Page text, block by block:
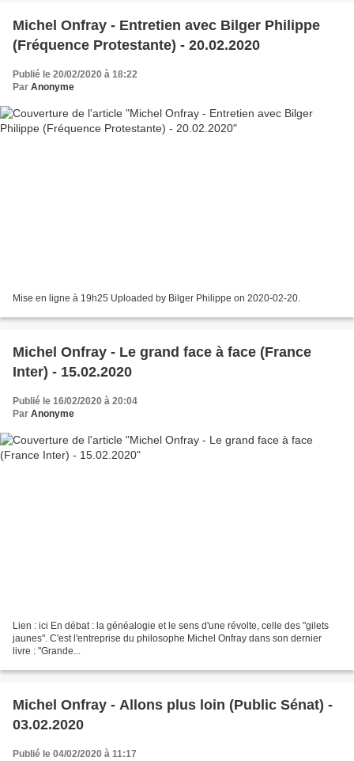
Michel Onfray - Entretien avec Bilger Philippe
(Fréquence Protestante) - 20.02.2020
Publié le 20/02/2020 à 18:22
Par Anonyme
Mise en ligne à 19h25 Uploaded by Bilger Philippe on 2020-02-20.
Michel Onfray - Le grand face à face (France
Inter) - 15.02.2020
Publié le 16/02/2020 à 20:04
Par Anonyme
Lien : ici En débat : la généalogie et le sens d'une révolte, celle des "gilets
jaunes". C'est l'entreprise du philosophe Michel Onfray dans son dernier
livre : "Grande...
Michel Onfray - Allons plus loin (Public Sénat) -
03.02.2020
Publié le 04/02/2020 à 11:17